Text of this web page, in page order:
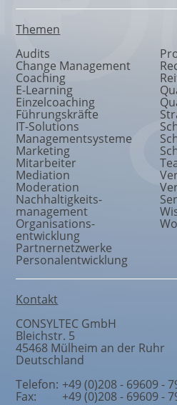
Themen
Audits
Change Management
Coaching
E-Learning
Einzelcoaching
Führungskräfte
IT-Solutions
Managementsysteme
Marketing
Mitarbeiter
Mediation
Moderation
Nachhaltigkeits-
management
Organisations-
entwicklung
Partnernetzwerke
Personalentwicklung
Kontakt
CONSYLTEC GmbH
Bleichstr. 5
45468 Mülheim an der Ruhr
Deutschland
Telefon: +49 (0)208 - 69609 -
Fax: +49 (0)208 - 69609 -